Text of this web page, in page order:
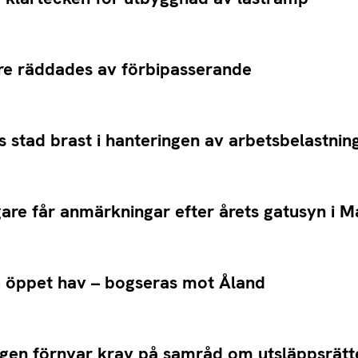
räddades av förbipasserande
stad brast i hanteringen av
får anmärkningar efter årets gatusyn i
hav – bogseras mot Åland